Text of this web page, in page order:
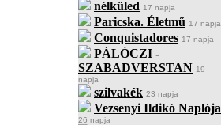
nélküled 17 napja
Paricska. Életmű 17 napja
Conquistadores 17 napja
PÁLÓCZI -
SZABADVERSTAN 19
napja
szilvakék 23 napja
Vezsenyi Ildikó Naplója
26 napja